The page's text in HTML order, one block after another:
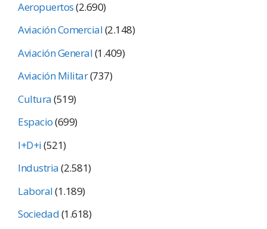
Aeropuertos(2.690)
Aviación Comercial(2.148)
Aviación General(1.409)
Aviación Militar(737)
Cultura(519)
Espacio(699)
I+D+i(521)
Industria(2.581)
Laboral(1.189)
Sociedad(1.618)